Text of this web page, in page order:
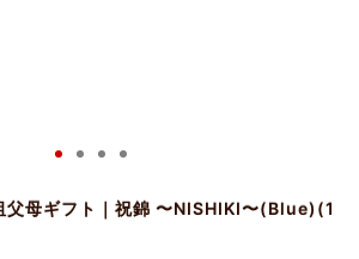
父母ギフト｜祝錦 〜NISHIKI〜(Blue)(1